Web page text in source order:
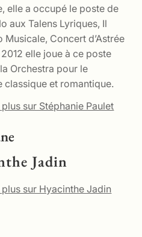
elle a occupé le poste de
aux Talens Lyriques, Il
Musicale, Concert d’Astrée
elle joue à ce poste
Orchestra pour le
classique et romantique.
sur Stéphanie Paulet
Jadin
sur Hyacinthe Jadin